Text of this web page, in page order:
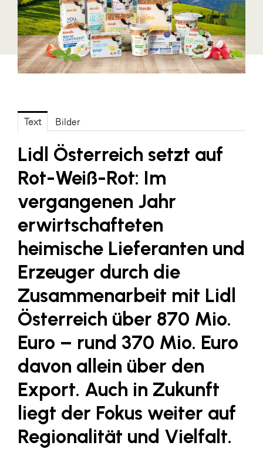
Fressnapf
FRoSTA
FV Energierohstoff & Kraftstoff
Gardena
GBV - Verband gemeinnütziger
Bauvereinigungen
Getzner Werkstoffe
Heimat Österreich
ikp
Johnson & Johnson
JELD-WEN DANA
kosaplaner
LAT Nitrogen
Libro
Lidl Österreich
Die Menü-Manufaktur
OMV
OptimaMed
PAGRO
PHH Rechtsanwält:innen
Text Bilder
Lidl Österreich setzt auf
Rot-Weiß-Rot: Im
vergangenen Jahr
erwirtschafteten
heimische Lieferanten und
Erzeuger durch die
Zusammenarbeit mit Lidl
Österreich über 870 Mio.
Euro – rund 370 Mio. Euro
davon allein über den
Export. Auch in Zukunft
liegt der Fokus weiter auf
Regionalität und Vielfalt.